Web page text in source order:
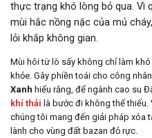
thực trạng khó lòng bỏ qua. Vì
mùi hắc nồng nặc của mủ
lỏi khắp không gian.
Mùi hôi từ lò sấy không chỉ làm
khỏe. Gây phiền toái cho công
Xanh hiểu rằng, để ngành cao su
khí thải là bước đi không thể
chúng tôi mang đến giải pháp xóa
lành cho vùng đất bazan đỏ rực.